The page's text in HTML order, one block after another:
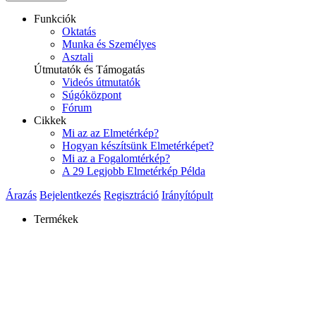
Funkciók
Oktatás
Munka és Személyes
Asztali
Útmutatók és Támogatás
Videós útmutatók
Súgóközpont
Fórum
Cikkek
Mi az az Elmetérkép?
Hogyan készítsünk Elmetérképet?
Mi az a Fogalomtérkép?
A 29 Legjobb Elmetérkép Példa
Árazás Bejelentkezés Regisztráció Irányítópult
Termékek